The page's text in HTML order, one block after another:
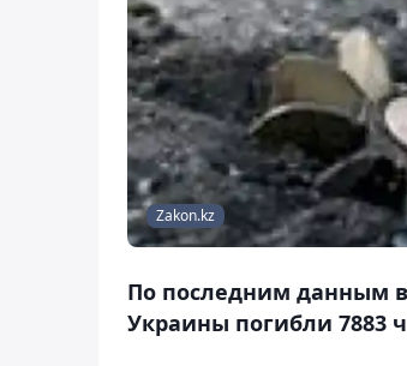
Zakon.kz
По последним данным
Украины погибли 7883